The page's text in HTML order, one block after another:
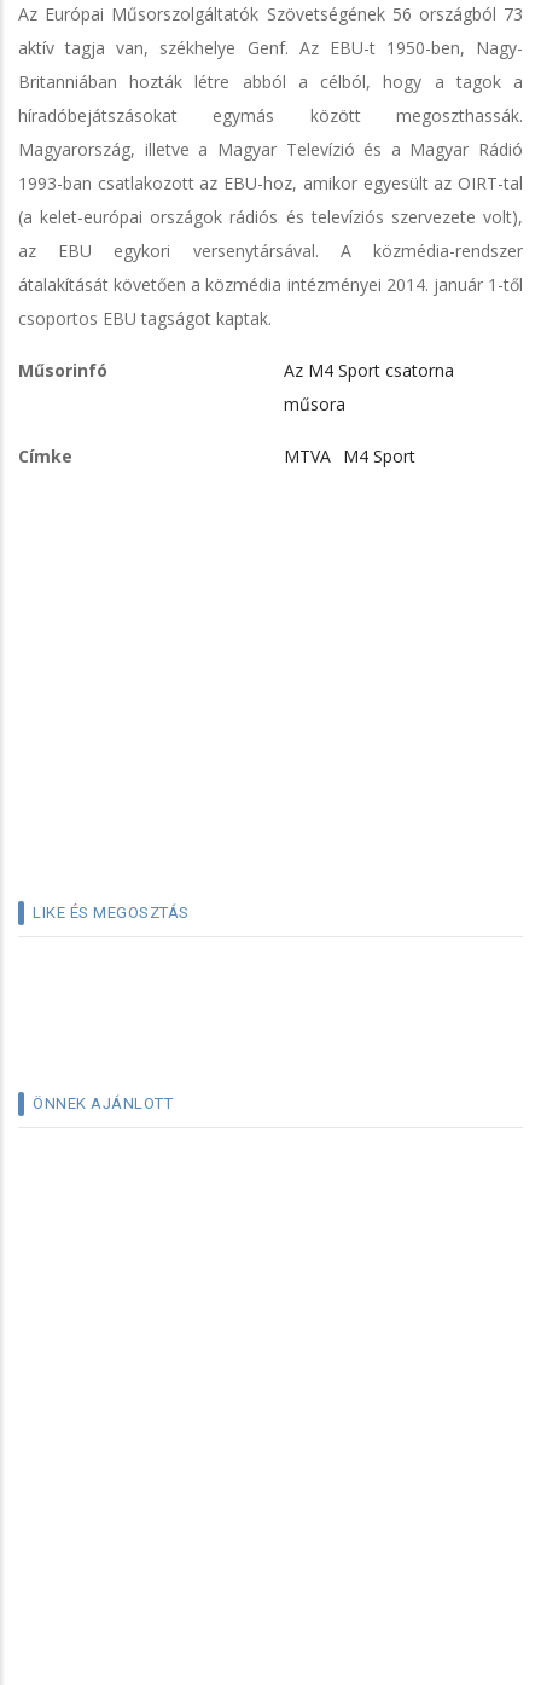
Az Európai Műsorszolgáltatók Szövetségének 56 országból 73
aktív tagja van, székhelye Genf. Az EBU-t 1950-ben, Nagy-
Britanniában hozták létre abból a célból, hogy a tagok a
híradóbejátszásokat egymás között megoszthassák.
Magyarország, illetve a Magyar Televízió és a Magyar Rádió
1993-ban csatlakozott az EBU-hoz, amikor egyesült az OIRT-tal
(a kelet-európai országok rádiós és televíziós szervezete volt),
az EBU egykori versenytársával. A közmédia-rendszer
átalakítását követően a közmédia intézményei 2014. január 1-től
csoportos EBU tagságot kaptak.
Műsorinfó
Az M4 Sport csatorna
műsora
Címke MTVA M4 Sport
LIKE ÉS MEGOSZTÁS
ÖNNEK AJÁNLOTT